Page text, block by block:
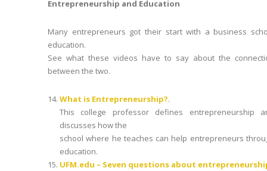
Entrepreneurship and Education
Many entrepreneurs got their start with a business
education.
See what these videos have to say about the
between the two.
What is Entrepreneurship?.
This college professor defines entrepreneurship
discusses how the
school where he teaches can help entrepreneurs
education.
UFM.edu – Seven questions about